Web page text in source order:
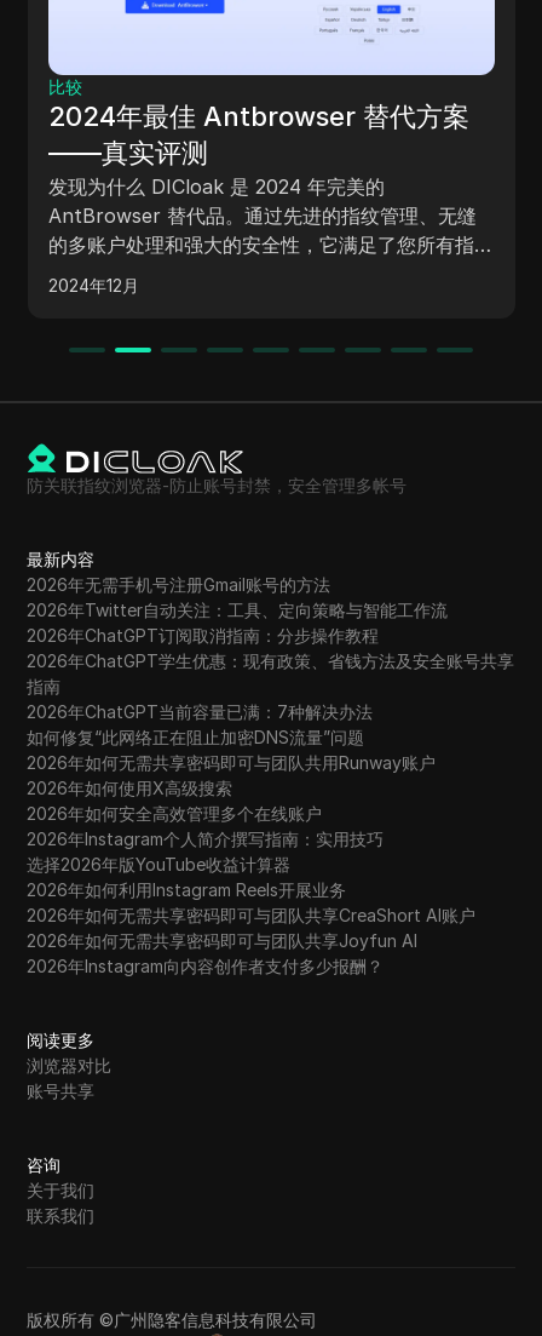
指纹浏览器
2025年顶级虚拟浏览器：选择合适的
指南
发现用于增强隐私和账户管理的最佳虚拟浏览器。
探索 DICloak、Browser.lol 等选项以实现安全的在
线浏览。
2025年4月
防关联指纹浏览器-防止账号封禁，安全管理多帐号
最新内容
2026年无需手机号注册Gmail账号的方法
2026年Twitter自动关注：工具、定向策略与智能工作流
2026年ChatGPT订阅取消指南：分步操作教程
2026年ChatGPT学生优惠：现有政策、省钱方法及安全账号共享
指南
2026年ChatGPT当前容量已满：7种解决办法
如何修复“此网络正在阻止加密DNS流量”问题
2026年如何无需共享密码即可与团队共用Runway账户
2026年如何使用X高级搜索
2026年如何安全高效管理多个在线账户
2026年Instagram个人简介撰写指南：实用技巧
选择2026年版YouTube收益计算器
2026年如何利用Instagram Reels开展业务
2026年如何无需共享密码即可与团队共享CreaShort AI账户
2026年如何无需共享密码即可与团队共享Joyfun AI
2026年Instagram向内容创作者支付多少报酬？
阅读更多
浏览器对比
账号共享
咨询
关于我们
联系我们
版权所有 ©广州隐客信息科技有限公司